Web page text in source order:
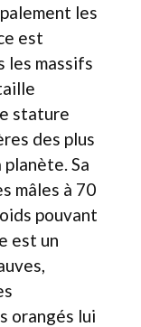
les
est
les massifs
stature
des plus
Sa
mâles à 70
pouvant
est un
orangés lui